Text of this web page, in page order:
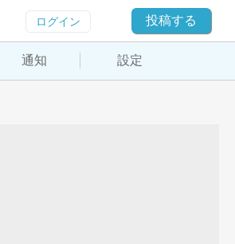
ログイン 投稿する
通知 設定